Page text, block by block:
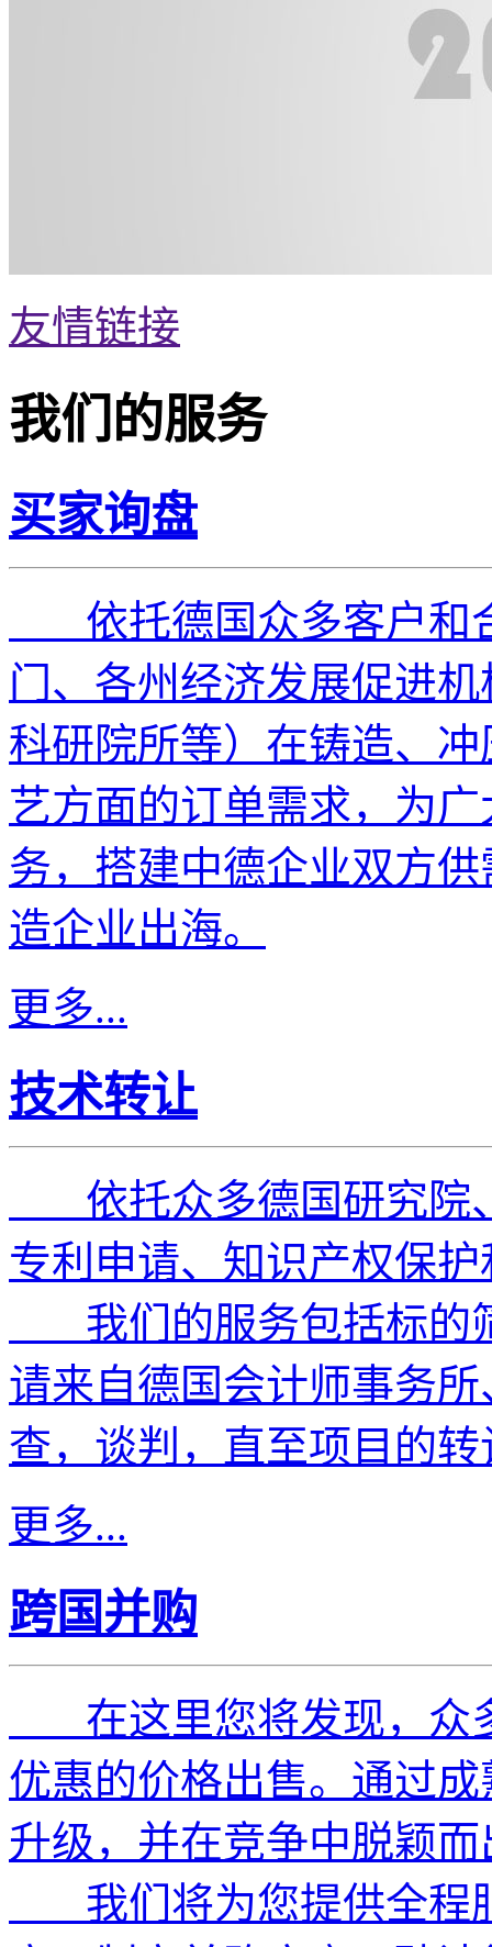
友情链接
我们的服务
买家询盘
依托德国众多客户和
门、各州经济发展促进
科研院所等）在铸造、
艺方面的订单需求，为
务，搭建中德企业双方
造企业出海。
更多...
技术转让
依托众多德国研究院
专利申请、知识产权保
我们的服务包括标的
请来自德国会计师事务
查，谈判，直至项目的
更多...
跨国并购
在这里您将发现，众
优惠的价格出售。通过
升级，并在竞争中脱颖而
我们将为您提供全程